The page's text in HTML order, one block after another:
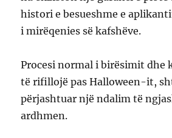
histori e besueshme e
i mirëqenies së kafshëve.
Procesi normal i birësimit dhe
të rifillojë pas Halloween-it,
përjashtuar një ndalim të
ardhmen.